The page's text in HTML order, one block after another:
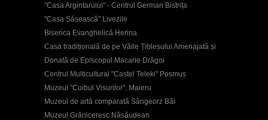
"Casa Argintarului" - Centrul German Bistrița
"Casa Săsească" Livezile
Biserica Evanghelică Herina
Casa tradițională de pe Văile Țibleșului Amenajată și
Donată de Episcopul Macarie Drăgoi
Centrul Multicultural "Castel Teleki" Posmuș
Muzeul "Cuibul Visurilor", Maieru
Muzeul de artă comparată Sângeorz Băi
Muzeul Grăniceresc Năsăudean